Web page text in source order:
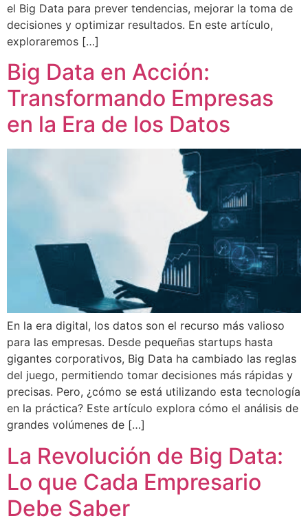
el Big Data para prever tendencias, mejorar la toma de
decisiones y optimizar resultados. En este artículo,
exploraremos […]
Big Data en Acción:
Transformando Empresas
en la Era de los Datos
En la era digital, los datos son el recurso más valioso
para las empresas. Desde pequeñas startups hasta
gigantes corporativos, Big Data ha cambiado las reglas
del juego, permitiendo tomar decisiones más rápidas y
precisas. Pero, ¿cómo se está utilizando esta tecnología
en la práctica? Este artículo explora cómo el análisis de
grandes volúmenes de […]
La Revolución de Big Data:
Lo que Cada Empresario
Debe Saber